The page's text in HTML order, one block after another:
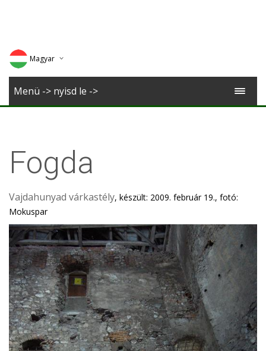
Magyar
Deutsch
Menü -> nyisd le ->
Fogda
Vajdahunyad várkastély, készült: 2009. február 19., fotó:
Mokuspar